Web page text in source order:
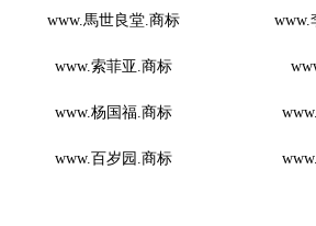
www.馬世良堂.商标 www.
www.索菲亚.商标
www.杨国福.商标
www.百岁园.商标